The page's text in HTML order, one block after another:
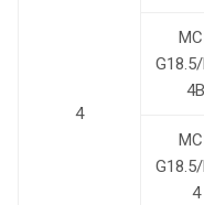
4
4B
4